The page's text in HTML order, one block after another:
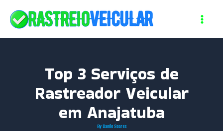
Top 3 Serviços de
Rastreador Veicular
em Anajatuba
ByDanilo Soares